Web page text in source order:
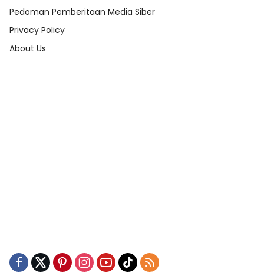
Pedoman Pemberitaan Media Siber
Privacy Policy
About Us